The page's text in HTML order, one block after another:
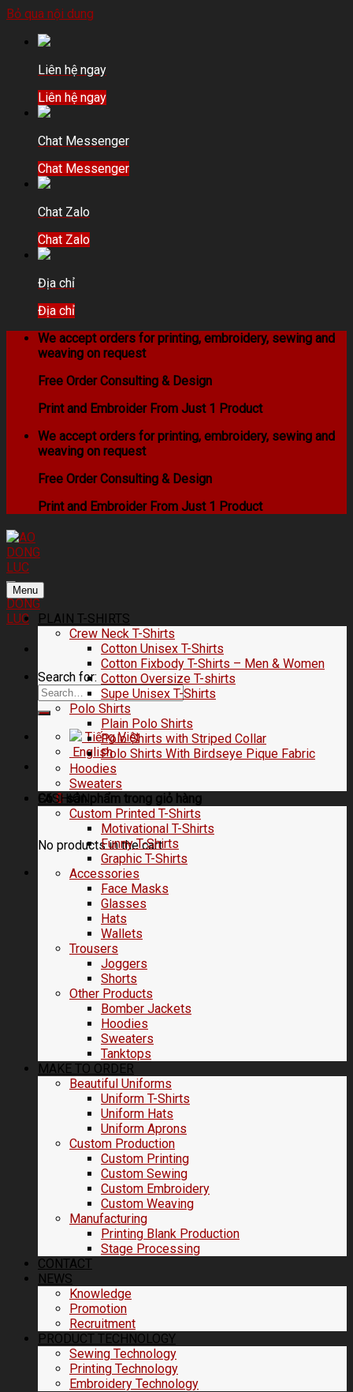
Bỏ qua nội dung
Liên hệ ngay
Liên hệ ngay
Chat Messenger
Chat Messenger
Chat Zalo
Chat Zalo
Địa chỉ
Địa chỉ
We accept orders for printing, embroidery, sewing and
weaving on request
Free Order Consulting & Design
Print and Embroider From Just 1 Product
We accept orders for printing, embroidery, sewing and
weaving on request
Free Order Consulting & Design
Print and Embroider From Just 1 Product
Search for:
Tiếng Việt
English
Có0 sản phẩm trong giỏ hàng
No products in the cart.
Menu
PLAIN T-SHIRTS
Crew Neck T-Shirts
Cotton Unisex T-Shirts
Cotton Fixbody T-Shirts – Men & Women
Cotton Oversize T-shirts
Supe Unisex T-Shirts
Polo Shirts
Plain Polo Shirts
Polo Shirts with Striped Collar
Polo Shirts With Birdseye Pique Fabric
Hoodies
Sweaters
FASHION
Custom Printed T-Shirts
Motivational T-Shirts
Funny T-Shirts
Graphic T-Shirts
Accessories
Face Masks
Glasses
Hats
Wallets
Trousers
Joggers
Shorts
Other Products
Bomber Jackets
Hoodies
Sweaters
Tanktops
MAKE TO ORDER
Beautiful Uniforms
Uniform T-Shirts
Uniform Hats
Uniform Aprons
Custom Production
Custom Printing
Custom Sewing
Custom Embroidery
Custom Weaving
Manufacturing
Printing Blank Production
Stage Processing
CONTACT
NEWS
Knowledge
Promotion
Recruitment
PRODUCT TECHNOLOGY
Sewing Technology
Printing Technology
Embroidery Technology